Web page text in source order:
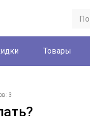
Товары
3